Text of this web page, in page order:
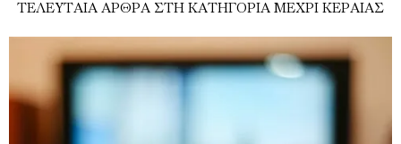
ΤΕΛΕΥΤΑΊΑ ΆΡΘΡΑ ΣΤΗ ΚΑΤΗΓΟΡΊΑ ΜΈΧΡΙ ΚΕΡΑΊΑΣ